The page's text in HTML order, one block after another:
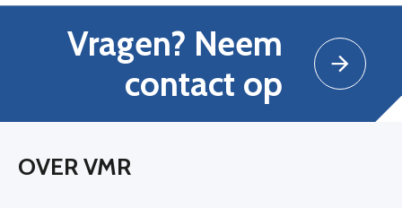
Vragen? Neem
contact op
OVER VMR